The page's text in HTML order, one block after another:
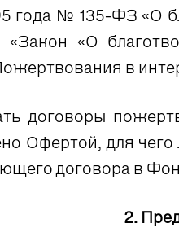
года № 135-ФЗ «О
«Закон «О
в
договоры
Офертой, для
договора в
2.